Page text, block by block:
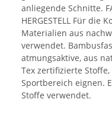
anliegende Schnitte.
HERGESTELL Für die
Materialien aus
verwendet.
atmungsaktive, aus
Tex zertifizierte
Sportbereich eignen.
Stoffe verwendet.